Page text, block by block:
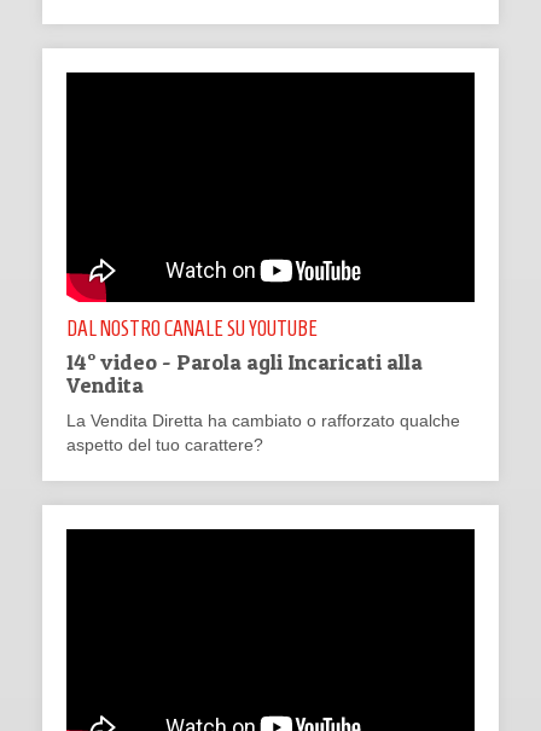
DAL NOSTRO CANALE SU YOUTUBE
14° video - Parola agli Incaricati alla
Vendita
La Vendita Diretta ha cambiato o rafforzato qualche
aspetto del tuo carattere?